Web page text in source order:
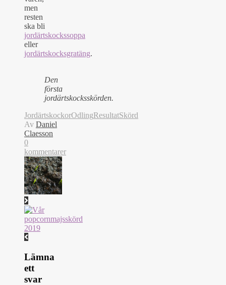
men
resten
ska bli
jordärtskockssoppa
eller
jordärtskocksgratäng.
Den
första
jordärtskocksskörden.
JordärtskockorOdlingResultatSkörd
Av Daniel
Claesson
0
kommentarer
Lämna
ett
svar